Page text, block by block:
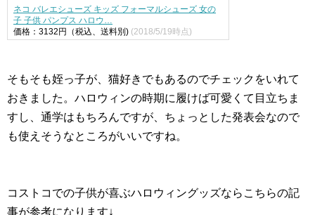
ネコ バレエシューズ キッズ フォーマルシューズ 女の
子 子供 パンプス ハロウ…
価格：3132円（税込、送料別) (2018/5/19時点)
そもそも姪っ子が、猫好きでもあるのでチェックをいれて
おきました。ハロウィンの時期に履けば可愛くて目立ちま
すし、通学はもちろんですが、ちょっとした発表会なので
も使えそうなところがいいですね。
コストコでの子供が喜ぶハロウィングッズならこちらの記
事が参考になります↓